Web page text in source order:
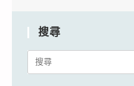
搜尋
Search